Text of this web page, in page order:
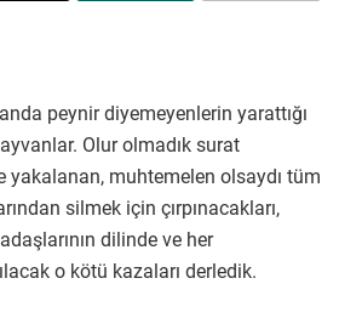
peynir diyemeyenlerin yarattığı
Olur olmadık surat
yakalanan, muhtemelen olsaydı tüm
silmek için çırpınacakları,
dilinde ve her
o kötü kazaları derledik.